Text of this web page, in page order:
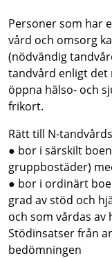
Personer som har
vård och omsorg
(nödvändig
tandvård enligt det
öppna hälso- och
frikort.
Rätt till N-
● bor i särskilt
gruppbostäder)
● bor i ordinärt
grad av stöd och
och som vårdas
Stödinsatser från
bedömningen